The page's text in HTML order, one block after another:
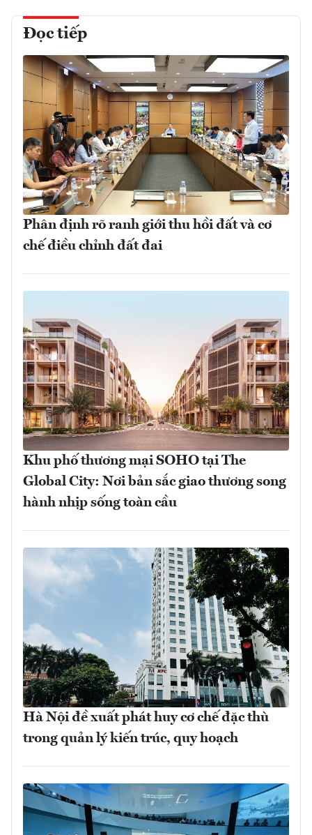
Đọc tiếp
Phân định rõ ranh giới thu hồi đất và cơ
chế điều chỉnh đất đai
Khu phố thương mại SOHO tại The
Global City: Nơi bản sắc giao thương song
hành nhịp sống toàn cầu
Hà Nội đề xuất phát huy cơ chế đặc thù
trong quản lý kiến trúc, quy hoạch